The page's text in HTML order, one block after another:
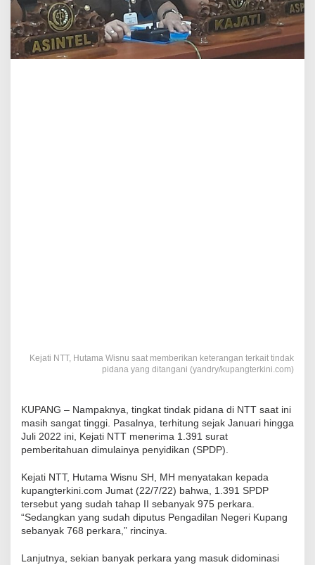
Kejati NTT, Hutama Wisnu saat memberikan keterangan terkait tindak
pidana yang ditangani (yandry/kupangterkini.com)
KUPANG – Nampaknya, tingkat tindak pidana di NTT saat ini
masih sangat tinggi. Pasalnya, terhitung sejak Januari hingga
Juli 2022 ini, Kejati NTT menerima 1.391 surat
pemberitahuan dimulainya penyidikan (SPDP).
Kejati NTT, Hutama Wisnu SH, MH menyatakan kepada
kupangterkini.com Jumat (22/7/22) bahwa, 1.391 SPDP
tersebut yang sudah tahap II sebanyak 975 perkara.
“Sedangkan yang sudah diputus Pengadilan Negeri Kupang
sebanyak 768 perkara,” rincinya.
Lanjutnya, sekian banyak perkara yang masuk didominasi